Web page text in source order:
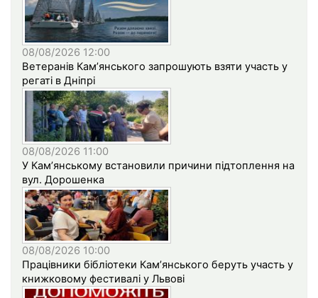
08/08/2026 12:00
Ветеранів Кам’янського запрошують взяти участь у
регаті в Дніпрі
08/08/2026 11:00
У Кам’янському встановили причини підтоплення на
вул. Дорошенка
08/08/2026 10:00
Працівники бібліотеки Кам’янського беруть участь у
книжковому фестивалі у Львові